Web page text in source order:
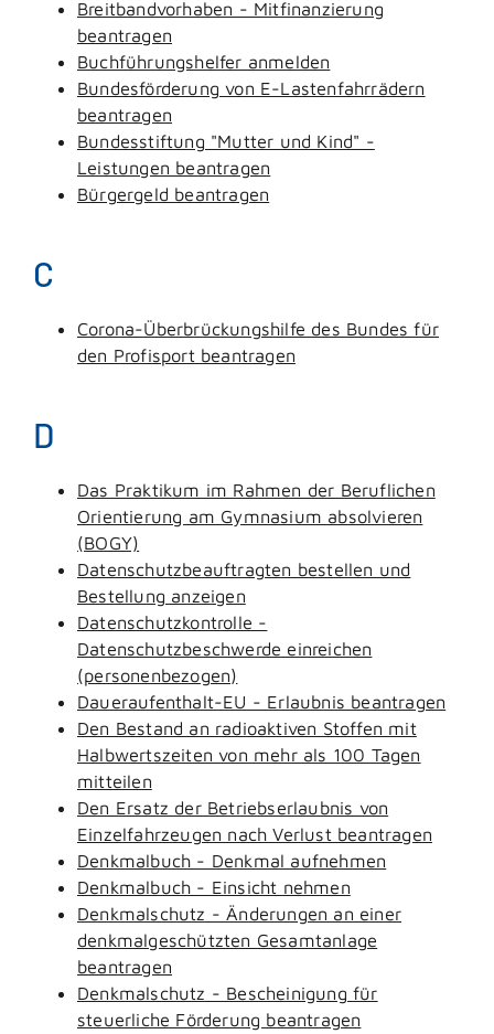
Breitbandvorhaben - Mitfinanzierung
beantragen
Buchführungshelfer anmelden
Bundesförderung von E-Lastenfahrrädern
beantragen
Bundesstiftung "Mutter und Kind" -
Leistungen beantragen
Bürgergeld beantragen
C
Corona-Überbrückungshilfe des Bundes für
den Profisport beantragen
D
Das Praktikum im Rahmen der Beruflichen
Orientierung am Gymnasium absolvieren
(BOGY)
Datenschutzbeauftragten bestellen und
Bestellung anzeigen
Datenschutzkontrolle -
Datenschutzbeschwerde einreichen
(personenbezogen)
Daueraufenthalt-EU - Erlaubnis beantragen
Den Bestand an radioaktiven Stoffen mit
Halbwertszeiten von mehr als 100 Tagen
mitteilen
Den Ersatz der Betriebserlaubnis von
Einzelfahrzeugen nach Verlust beantragen
Denkmalbuch - Denkmal aufnehmen
Denkmalbuch - Einsicht nehmen
Denkmalschutz - Änderungen an einer
denkmalgeschützten Gesamtanlage
beantragen
Denkmalschutz - Bescheinigung für
steuerliche Förderung beantragen